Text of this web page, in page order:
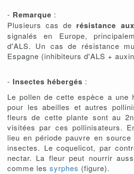
- Remarque :
Plusieurs cas de résistance
signalés en Europe,
d'ALS. Un cas de résistance
Espagne (inhibiteurs d'ALS +
- Insectes hébergés :
Le pollen de cette espèce a une
pour les abeilles et autres
fleurs de cette plante sont au
visitées par ces pollinisateurs.
lieu en période pauvre en
insectes. Le coquelicot, par
nectar. La fleur peut nourrir
comme les syrphes (figure).